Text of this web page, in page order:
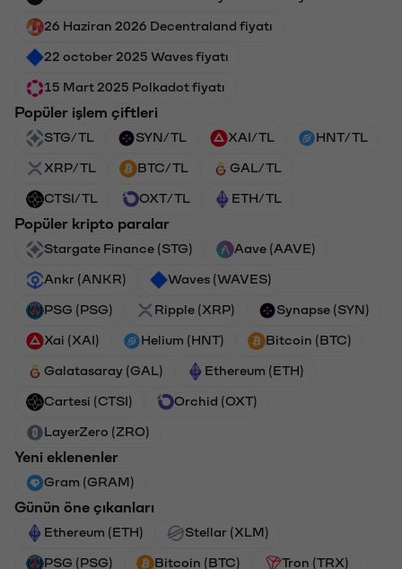
26 Haziran 2026 Decentraland fiyatı
22 october 2025 Waves fiyatı
15 Mart 2025 Polkadot fiyatı
Popüler işlem çiftleri
STG/TL SYN/TL XAI/TL HNT/TL
XRP/TL BTC/TL GAL/TL
CTSI/TL OXT/TL ETH/TL
Popüler kripto paralar
Stargate Finance (STG) Aave (AAVE)
Ankr (ANKR) Waves (WAVES)
PSG (PSG) Ripple (XRP) Synapse (SYN)
Xai (XAI) Helium (HNT) Bitcoin (BTC)
Galatasaray (GAL) Ethereum (ETH)
Cartesi (CTSI) Orchid (OXT)
LayerZero (ZRO)
Yeni eklenenler
Gram (GRAM)
Günün öne çıkanları
Ethereum (ETH) Stellar (XLM)
PSG (PSG) Bitcoin (BTC) Tron (TRX)